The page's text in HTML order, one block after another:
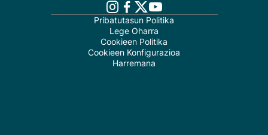
Pribatutasun Politika
Lege Oharra
Cookieen Politika
Cookieen Konfigurazioa
Harremana